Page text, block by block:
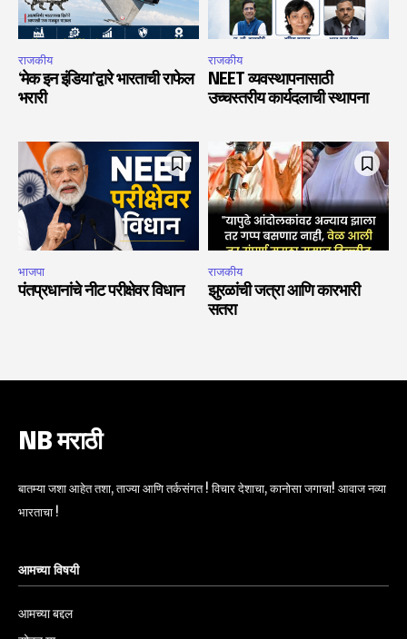
राजकीय
‘मेक इन इंडिया’द्वारे भारताची राफेल
भरारी
राजकीय
NEET व्यवस्थापनासाठी
उच्चस्तरीय कार्यदलाची स्थापना
भाजपा
पंतप्रधानांचे नीट परीक्षेवर विधान
राजकीय
झुरळांची जत्रा आणि कारभारी
सतरा
NB मराठी
बातम्या जशा आहेत तशा, ताज्या आणि तर्कसंगत ! विचार देशाचा, कानोसा जगाचा! आवाज नव्या
भारताचा !
आमच्या विषयी
आमच्या बद्दल